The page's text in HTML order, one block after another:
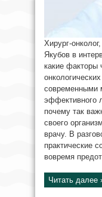
Хирург-
Якубов в
какие факторы
современными
эффективного
почему так
своего
врачу. В
практические
вовремя
Читать далее